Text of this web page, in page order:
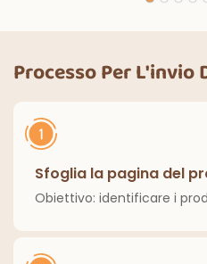
cucina, decorazioni
per la casa
Processo Per L'invio
Sfoglia la pagina del
Obiettivo: identificare i